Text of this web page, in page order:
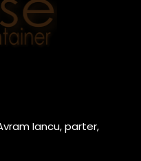
Iancu, parter,